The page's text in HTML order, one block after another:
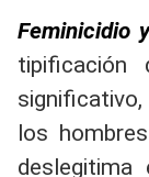
Feminicidio
tipificación
significativo,
los